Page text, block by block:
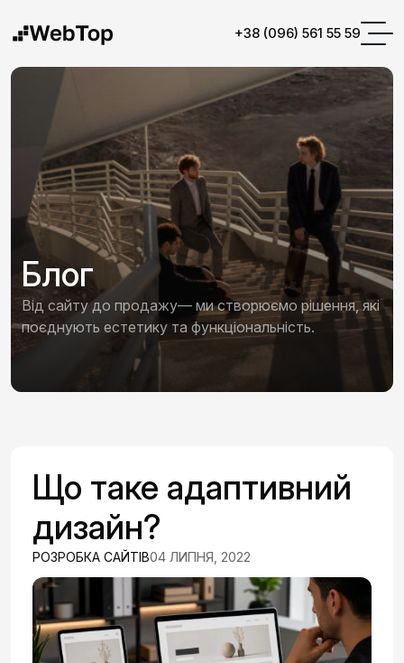
+38 (096) 561 55 59
Блог
Від сайту до продажу— ми створюємо рішення, які
поєднують естетику та функціональність.
Що таке адаптивний
дизайн?
РОЗРОБКА САЙТІВ04 ЛИПНЯ, 2022